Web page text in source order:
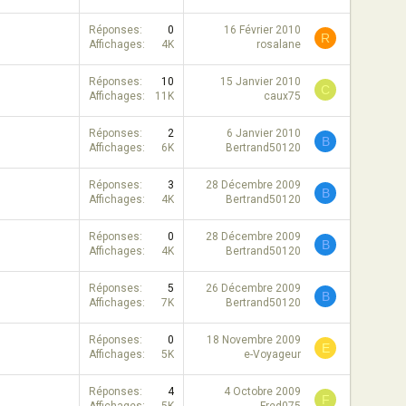
Réponses
0
Affichages
4K
16 Février 2010
rosalane
R
Réponses
10
Affichages
11K
15 Janvier 2010
caux75
C
Réponses
2
Affichages
6K
6 Janvier 2010
Bertrand50120
B
Réponses
3
Affichages
4K
28 Décembre 2009
Bertrand50120
B
Réponses
0
Affichages
4K
28 Décembre 2009
Bertrand50120
B
Réponses
5
Affichages
7K
26 Décembre 2009
Bertrand50120
B
Réponses
0
Affichages
5K
18 Novembre 2009
e-Voyageur
E
Réponses
4
4 Octobre 2009
F